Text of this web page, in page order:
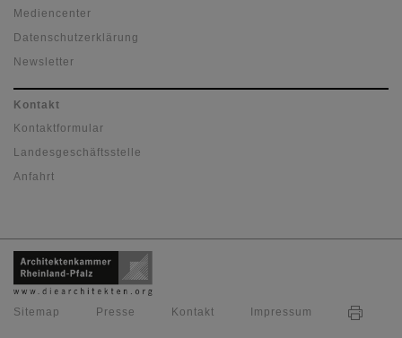
Mediencenter
Datenschutzerklärung
Newsletter
Kontakt
Kontaktformular
Landesgeschäftsstelle
Anfahrt
Sitemap Presse Kontakt Impressum